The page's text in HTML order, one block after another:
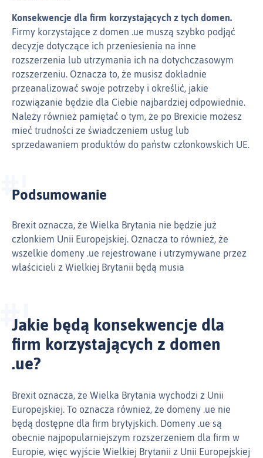
Konsekwencje dla firm korzystających z tych domen.
Firmy korzystające z domen .ue muszą szybko podjąć
decyzje dotyczące ich przeniesienia na inne
rozszerzenia lub utrzymania ich na dotychczasowym
rozszerzeniu. Oznacza to, że musisz dokładnie
przeanalizować swoje potrzeby i określić, jakie
rozwiązanie będzie dla Ciebie najbardziej odpowiednie.
Należy również pamiętać o tym, że po Brexicie możesz
mieć trudności ze świadczeniem usług lub
sprzedawaniem produktów do państw członkowskich UE.
Podsumowanie
Brexit oznacza, że Wielka Brytania nie będzie już
członkiem Unii Europejskiej. Oznacza to również, że
wszelkie domeny .ue rejestrowane i utrzymywane przez
właścicieli z Wielkiej Brytanii będą musia
Jakie będą konsekwencje dla
firm korzystających z domen
.ue?
Brexit oznacza, że Wielka Brytania wychodzi z Unii
Europejskiej. To oznacza również, że domeny .ue nie
będą dostępne dla firm brytyjskich. Domeny .ue są
obecnie najpopularniejszym rozszerzeniem dla firm w
Europie, więc wyjście Wielkiej Brytanii z Unii Europejskiej